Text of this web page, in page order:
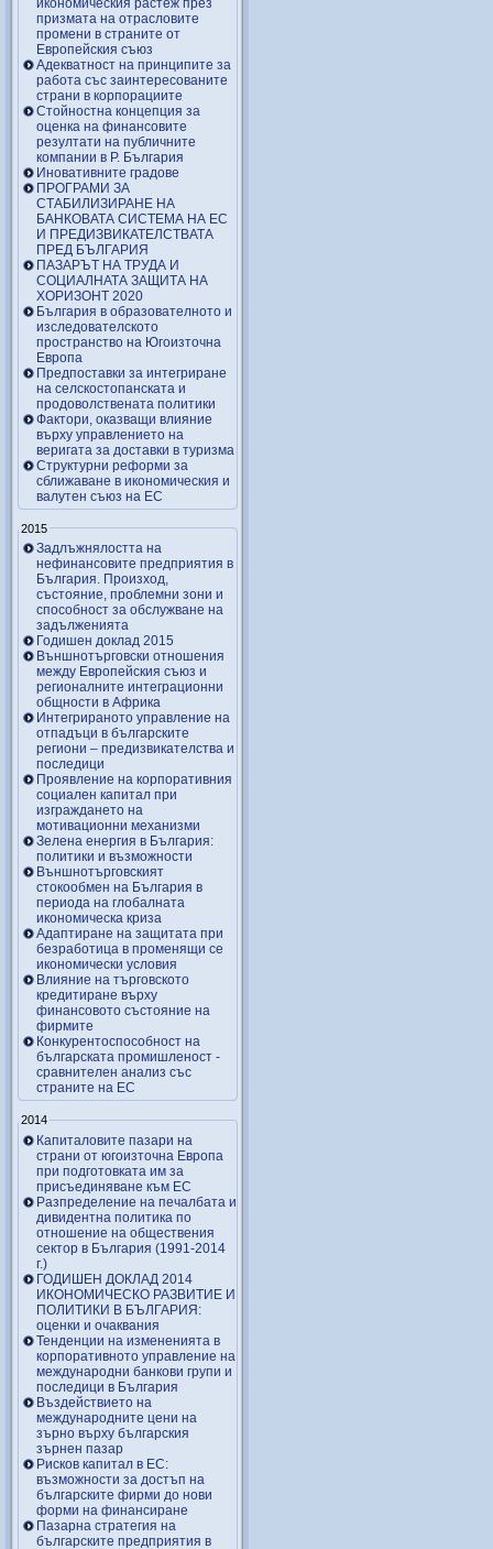
призмата на отрасловите
промени в страните от
Европейския съюз
Адекватност на принципите за
работа със заинтересованите
страни в корпорациите
Стойностна концепция за
оценка на финансовите
резултати на публичните
компании в Р. България
Иновативните градове
ПРОГРАМИ ЗА
СТАБИЛИЗИРАНЕ НА
БАНКОВАТА СИСТЕМА НА ЕС
И ПРЕДИЗВИКАТЕЛСТВАТА
ПРЕД БЪЛГАРИЯ
ПАЗАРЪТ НА ТРУДА И
СОЦИАЛНАТА ЗАЩИТА НА
ХОРИЗОНТ 2020
България в образователното и
изследователското
пространство на Югоизточна
Европа
Предпоставки за интегриране
на селскостопанската и
продоволствената политики
Фактори, оказващи влияние
върху управлението на
веригата за доставки в туризма
Структурни реформи за
сближаване в икономическия и
валутен съюз на ЕС
2015
Задлъжнялостта на
нефинансовите предприятия в
България. Произход,
състояние, проблемни зони и
способност за обслужване на
задълженията
Годишен доклад 2015
Външнотърговски отношения
между Европейския съюз и
регионалните интеграционни
общности в Африка
Интегрираното управление на
отпадъци в българските
региони – предизвикателства и
последици
Проявление на корпоративния
социален капитал при
изграждането на
мотивационни механизми
Зелена енергия в България:
политики и възможности
Външнотърговският
стокообмен на България в
периода на глобалната
икономическа криза
Адаптиране на защитата при
безработица в променящи се
икономически условия
Влияние на търговското
кредитиране върху
финансовото състояние на
фирмите
Конкурентоспособност на
българската промишленост -
сравнителен анализ със
страните на ЕС
2014
Капиталовите пазари на
страни от югоизточна Европа
при подготовката им за
присъединяване към ЕС
Разпределение на печалбата и
дивидентна политика по
отношение на обществения
сектор в България (1991-2014
г.)
ГОДИШЕН ДОКЛАД 2014
ИКОНОМИЧЕСКО РАЗВИТИЕ И
ПОЛИТИКИ В БЪЛГАРИЯ:
оценки и очаквания
Тенденции на измененията в
корпоративното управление на
международни банкови групи и
последици в България
Въздействието на
международните цени на
зърно върху българския
зърнен пазар
Рисков капитал в ЕС:
възможности за достъп на
българските фирми до нови
форми на финансиране
Пазарна стратегия на
българските предприятия в